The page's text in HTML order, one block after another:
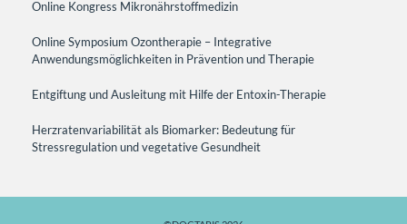
Online Kongress Mikronährstoffmedizin
Online Symposium Ozontherapie – Integrative
Anwendungsmöglichkeiten in Prävention und Therapie
Entgiftung und Ausleitung mit Hilfe der Entoxin-Therapie
Herzratenvariabilität als Biomarker: Bedeutung für
Stressregulation und vegetative Gesundheit